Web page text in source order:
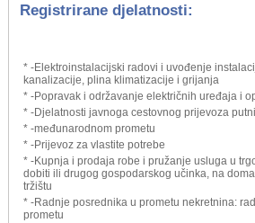
Registrirane djelatnosti:
* -Elektroinstalacijski radovi i uvođenje
kanalizacije, plina klimatizacije i grijanja
* -Popravak i održavanje električnih uređaja i
* -Djelatnosti javnoga cestovnog prijevoza
* -međunarodnom prometu
* -Prijevoz za vlastite potrebe
* -Kupnja i prodaja robe i pružanje usluga u
dobiti ili drugog gospodarskog učinka, na
tržištu
* -Radnje posrednika u prometu nekretnina:
prometu